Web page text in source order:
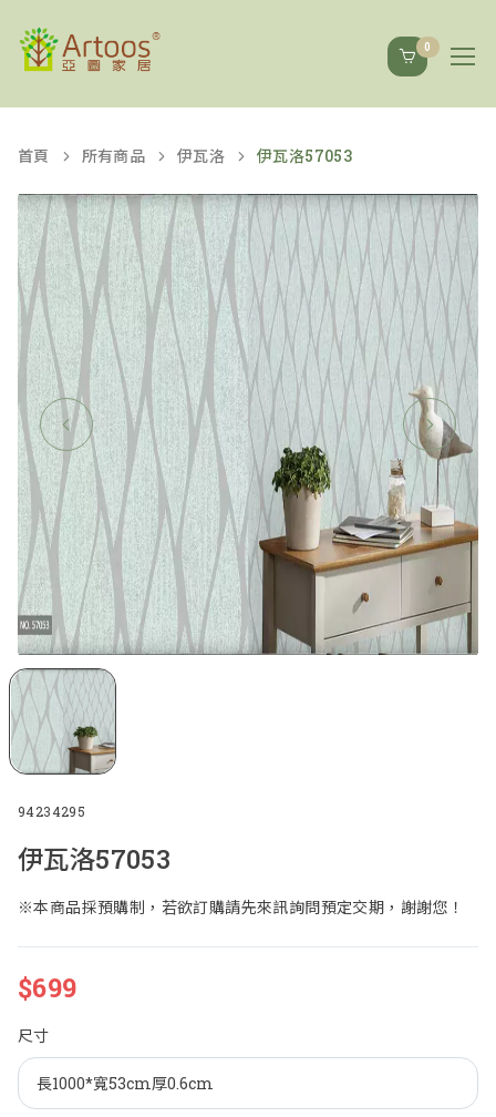
0
首頁 所有商品 伊瓦洛 伊瓦洛57053
94234295
伊瓦洛57053
※本商品採預購制，若欲訂購請先來訊詢問預定交期，謝謝您！
$699
尺寸